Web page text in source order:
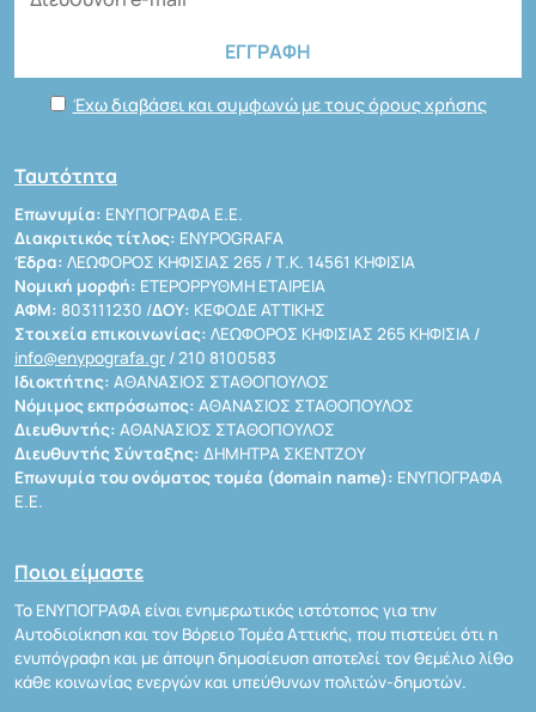
Έχω διαβάσει και συμφωνώ με τους όρους χρήσης
Ταυτότητα
Επωνυμία: ΕΝΥΠΟΓΡΑΦΑ Ε.Ε.
Διακριτικός τίτλος: ENYPOGRAFA
Έδρα: ΛΕΩΦΟΡΟΣ ΚΗΦΙΣΙΑΣ 265 / Τ.Κ. 14561 ΚΗΦΙΣΙΑ
Νομική μορφή: ΕΤΕΡΟΡΡΥΘΜΗ ΕΤΑΙΡΕΙΑ
ΑΦΜ: 803111230 /ΔΟΥ: ΚΕΦΟΔΕ ΑΤΤΙΚΗΣ
Στοιχεία επικοινωνίας: ΛΕΩΦΟΡΟΣ ΚΗΦΙΣΙΑΣ 265 ΚΗΦΙΣΙΑ /
info@enypografa.gr / 210 8100583
Ιδιοκτήτης: ΑΘΑΝΑΣΙΟΣ ΣΤΑΘΟΠΟΥΛΟΣ
Νόμιμος εκπρόσωπος: ΑΘΑΝΑΣΙΟΣ ΣΤΑΘΟΠΟΥΛΟΣ
Διευθυντής: ΑΘΑΝΑΣΙΟΣ ΣΤΑΘΟΠΟΥΛΟΣ
Διευθυντής Σύνταξης: ΔΗΜΗΤΡΑ ΣΚΕΝΤΖΟΥ
Επωνυμία του ονόματος τομέα (domain name): ΕΝΥΠΟΓΡΑΦΑ
Ε.Ε.
Ποιοι είμαστε
Το ΕΝΥΠΟΓΡΑΦΑ είναι ενημερωτικός ιστότοπος για την
Αυτοδιοίκηση και τον Βόρειο Τομέα Αττικής, που πιστεύει ότι η
ενυπόγραφη και με άποψη δημοσίευση αποτελεί τον θεμέλιο λίθο
κάθε κοινωνίας ενεργών και υπεύθυνων πολιτών-δημοτών.